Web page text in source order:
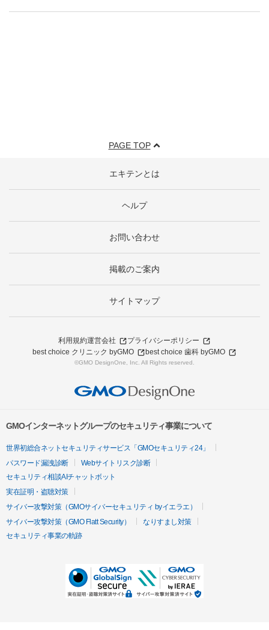
PAGE TOP
エキテンとは
ヘルプ
お問い合わせ
掲載のご案内
サイトマップ
利用規約運営会社
プライバシーポリシー
best choice クリニック byGMO
best choice 歯科 byGMO
©GMO DesignOne, Inc. All Rights reserved.
GMOインターネットグループのセキュリティ事業について
世界初総合ネットセキュリティサービス「GMOセキュリティ24」
パスワード漏洩診断
Webサイトリスク診断
セキュリティ相談AIチャットボット
実在証明・盗聴対策
サイバー攻撃対策（GMOサイバーセキュリティ byイエラエ）
サイバー攻撃対策（GMO Flatt Security）
なりすまし対策
セキュリティ事業の軌跡